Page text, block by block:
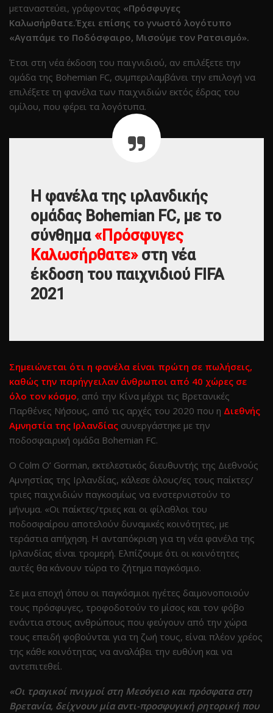
μεταναστεύει, γράφοντας «Πρόσφυγες
Καλωσήρθατε.Έχει επίσης το γνωστό λογότυπο
«Αγαπάμε το Ποδόσφαιρο, Μισούμε τον Ρατσισμό».
Έτσι στη νέα έκδοση του παιγνιδιού, αν επιλέξετε την
ομάδα της Bohemian FC, συμπεριλαμβάνει την επιλογή να
επιλέξετε τη φανέλα των παιχνιδιών εκτός έδρας του
ομίλου, που φέρει τα λογότυπα.
Η φανέλα της ιρλανδικής
ομάδας Bohemian FC, με το
σύνθημα«Πρόσφυγες
Καλωσήρθατε»στη νέα
έκδοση του παιχνιδιού FIFA
2021
Σημειώνεται ότι η φανέλα είναι πρώτη σε πωλήσεις,
καθώς την παρήγγειλαν άνθρωποι από 40 χώρες σε
όλο τον κόσμο, από την Κίνα μέχρι τις Βρετανικές
Παρθένες Νήσους, από τις αρχές του 2020 που η Διεθνής
Αμνηστία της Ιρλανδίας συνεργάστηκε με την
ποδοσφαιρική ομάδα Bohemian FC.
Ο Colm Ο’ Gorman, εκτελεστικός διευθυντής της Διεθνούς
Αμνηστίας της Ιρλανδίας, κάλεσε όλους/ες τους παίκτες/
τριες παιχνιδιών παγκοσμίως να ενστερνιστούν το
μήνυμα. «Οι παίκτες/τριες και οι φίλαθλοι του
ποδοσφαίρου αποτελούν δυναμικές κοινότητες, με
τεράστια απήχηση. Η ανταπόκριση για τη νέα φανέλα της
Ιρλανδίας είναι τρομερή. Ελπίζουμε ότι οι κοινότητες
αυτές θα κάνουν τώρα το ζήτημα παγκόσμιο.
Σε μια εποχή όπου οι παγκόσμιοι ηγέτες δαιμονοποιούν
τους πρόσφυγες, τροφοδοτούν το μίσος και τον φόβο
ενάντια στους ανθρώπους που φεύγουν από την χώρα
τους επειδή φοβούνται για τη ζωή τους, είναι πλέον χρέος
της κάθε κοινότητας να αναλάβει την ευθύνη και να
αντεπιτεθεί.
«Οι τραγικοί πνιγμοί στη Μεσόγειο και πρόσφατα στη
Βρετανία, δείχνουν μία αντι-προσφυγική ρητορική που